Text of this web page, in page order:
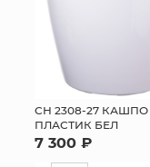
СН 2308-27 КАШПО
ПЛАСТИК БЕЛ
7 300 ₽